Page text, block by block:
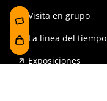
Visita en grupo
La línea del tiempo
Exposiciones